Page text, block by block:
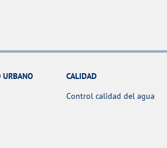
URBANO
CALIDAD
Control calidad del agua